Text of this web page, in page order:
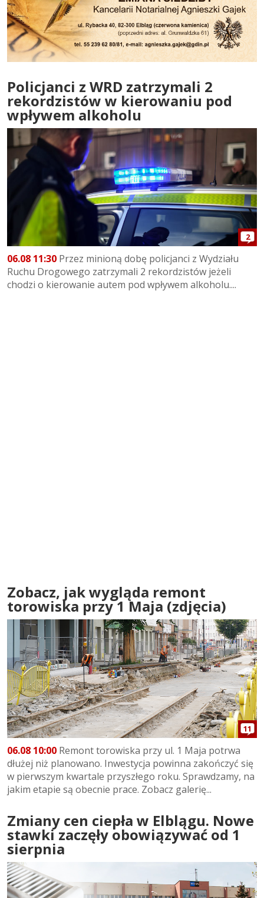
Policjanci z WRD zatrzymali 2
rekordzistów w kierowaniu pod
wpływem alkoholu
2
06.08 11:30 Przez minioną dobę policjanci z Wydziału
Ruchu Drogowego zatrzymali 2 rekordzistów jeżeli
chodzi o kierowanie autem pod wpływem alkoholu....
Zobacz, jak wygląda remont
torowiska przy 1 Maja (zdjęcia)
11
06.08 10:00 Remont torowiska przy ul. 1 Maja potrwa
dłużej niż planowano. Inwestycja powinna zakończyć się
w pierwszym kwartale przyszłego roku. Sprawdzamy, na
jakim etapie są obecnie prace. Zobacz galerię...
Zmiany cen ciepła w Elblągu. Nowe
stawki zaczęły obowiązywać od 1
sierpnia